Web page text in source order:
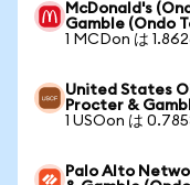
McDonald's
Gamble (Ondo
1 MCDon は
United States
Procter &
1 USOon は
Palo Alto